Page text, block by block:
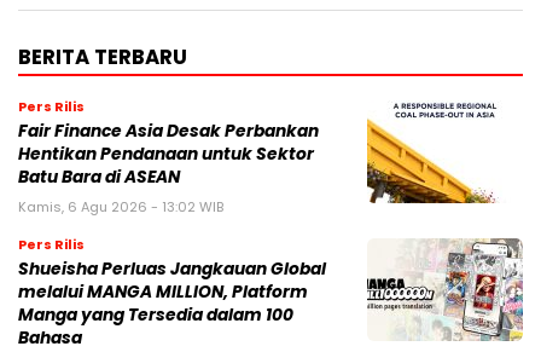
BERITA TERBARU
Pers Rilis
Fair Finance Asia Desak Perbankan
Hentikan Pendanaan untuk Sektor
Batu Bara di ASEAN
Kamis, 6 Agu 2026 - 13:02 WIB
Pers Rilis
Shueisha Perluas Jangkauan Global
melalui MANGA MILLION, Platform
Manga yang Tersedia dalam 100
Bahasa